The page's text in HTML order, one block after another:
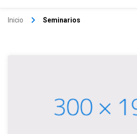
Inicio keyboard_arrow_right Seminarios